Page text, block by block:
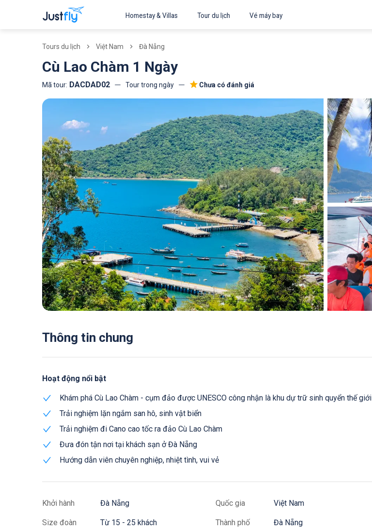
Homestay & Villas Tour du lịch Vé máy bay
Tours du lịch Việt Nam Đà Nẵng
Cù Lao Chàm 1 Ngày
Mã tour: DACDAD02 Tour trong ngày Chưa có đánh giá
Thông tin chung
Hoạt động nổi bật
Khám phá Cù Lao Chàm - cụm đảo được UNESCO công nhận là khu dự trữ sinh quyển thế giới
Trải nghiệm lặn ngắm san hô, sinh vật biển
Trải nghiệm đi Cano cao tốc ra đảo Cù Lao Chàm
Đưa đón tận nơi tại khách sạn ở Đà Nẵng
Hướng dẫn viên chuyên nghiệp, nhiệt tình, vui vẻ
Khởi hành Đà Nẵng
Size đoàn Từ 15 - 25 khách
Quốc gia Việt Nam
Thành phố Đà Nẵng